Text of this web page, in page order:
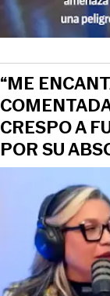
“ME
CRESPO A
POR SU